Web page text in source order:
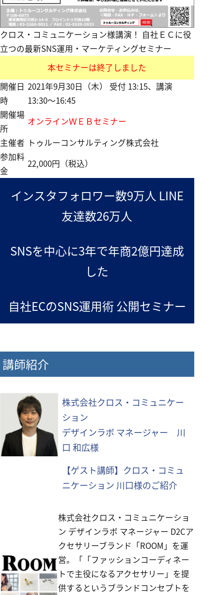
クロス・コミュニケーション様講演！ 自社ＥＣに役
立つの最新SNS運用・マーケティングセミナー
本セミナーは終了しました
開催日
時
2021年9月30日（木） 受付 13:15、講演
13:30～16:45
開催場
所
オンラインＷＥＢセミナー
主催者 トゥルーコンサルティング株式会社
参加料
金
22,000円（税込）
インスタフォロワー数9万人 LINE
友達数26万人
SNSを中心に3年で年商2億円達成
した
自社ECのSNS運用術 公開セミナー
講師紹介
株式会社クロス・コミュニケー
ション
デザインラボ マネージャー 川
口 和広様
【ゲスト講師】クロス・コミュ
ニケーション 川口様のご紹介
株式会社クロス・コミュニケーショ
ン デザインラボ マネージャー D2Cア
クセサリーブランド「ROOM」を運
営。「「ファッションコーディネー
トで主役になるアクセサリー」を提
供するというブランドコンセプトを